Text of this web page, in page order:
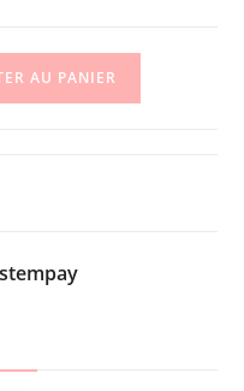
AU PANIER